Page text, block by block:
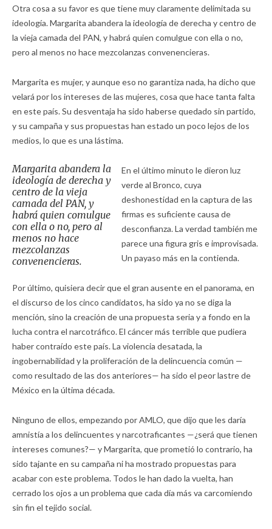
Otra cosa a su favor es que tiene muy claramente delimitada su
ideología. Margarita abandera la ideología de derecha y centro de
la vieja camada del PAN, y habrá quien comulgue con ella o no,
pero al menos no hace mezcolanzas convenencieras.
Margarita es mujer, y aunque eso no garantiza nada, ha dicho que
velará por los intereses de las mujeres, cosa que hace tanta falta
en este país. Su desventaja ha sido haberse quedado sin partido,
y su campaña y sus propuestas han estado un poco lejos de los
medios, lo que es una lástima.
Margarita abandera la
ideología de derecha y
centro de la vieja
camada del PAN, y
habrá quien comulgue
con ella o no, pero al
menos no hace
mezcolanzas
convenencieras.
En el último minuto le dieron luz
verde al Bronco, cuya
deshonestidad en la captura de las
firmas es suficiente causa de
desconfianza. La verdad también me
parece una figura gris e improvisada.
Un payaso más en la contienda.
Por último, quisiera decir que el gran ausente en el panorama, en
el discurso de los cinco candidatos, ha sido ya no se diga la
mención, sino la creación de una propuesta seria y a fondo en la
lucha contra el narcotráfico. El cáncer más terrible que pudiera
haber contraído este país. La violencia desatada, la
ingobernabilidad y la proliferación de la delincuencia común —
como resultado de las dos anteriores— ha sido el peor lastre de
México en la última década.
Ninguno de ellos, empezando por AMLO, que dijo que les daría
amnistía a los delincuentes y narcotraficantes —¿será que tienen
intereses comunes?— y Margarita, que prometió lo contrario, ha
sido tajante en su campaña ni ha mostrado propuestas para
acabar con este problema. Todos le han dado la vuelta, han
cerrado los ojos a un problema que cada día más va carcomiendo
sin fin el tejido social.